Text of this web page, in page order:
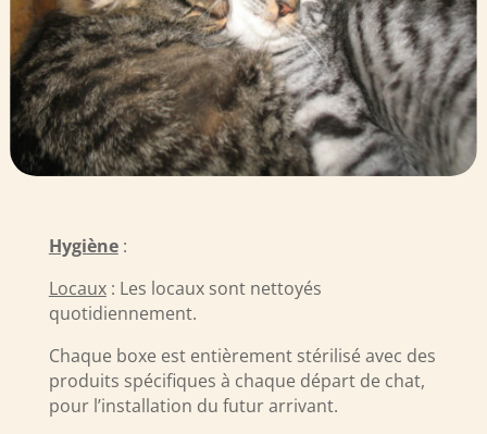
Hygiène:
Locaux: Les locaux sont nettoyés
quotidiennement.
Chaque boxe est entièrement stérilisé avec des
produits spécifiques à chaque départ de chat,
pour l’installation du futur arrivant.